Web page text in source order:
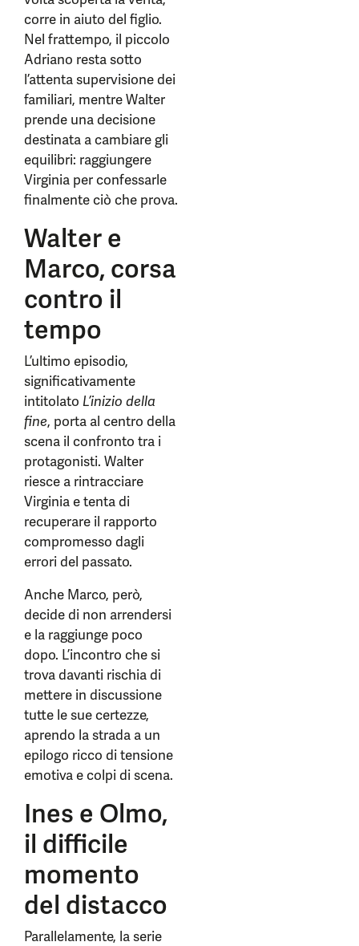
corre in aiuto del figlio.
Nel frattempo, il piccolo
Adriano resta sotto
l’attenta supervisione dei
familiari, mentre Walter
prende una decisione
destinata a cambiare gli
equilibri: raggiungere
Virginia per confessarle
finalmente ciò che prova.
Walter e
Marco, corsa
contro il
tempo
L’ultimo episodio,
significativamente
intitolato L’inizio della
fine, porta al centro della
scena il confronto tra i
protagonisti. Walter
riesce a rintracciare
Virginia e tenta di
recuperare il rapporto
compromesso dagli
errori del passato.
Anche Marco, però,
decide di non arrendersi
e la raggiunge poco
dopo. L’incontro che si
trova davanti rischia di
mettere in discussione
tutte le sue certezze,
aprendo la strada a un
epilogo ricco di tensione
emotiva e colpi di scena.
Ines e Olmo,
il difficile
momento
del distacco
Parallelamente, la serie